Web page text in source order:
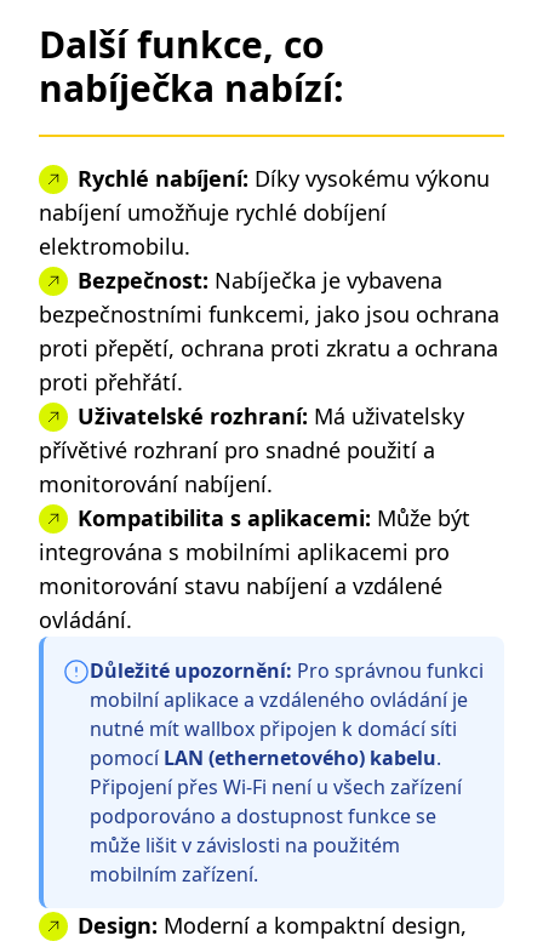
Další funkce, co
nabíječka nabízí:
Rychlé nabíjení: Díky vysokému výkonu
nabíjení umožňuje rychlé dobíjení
elektromobilu.
Bezpečnost: Nabíječka je vybavena
bezpečnostními funkcemi, jako jsou ochrana
proti přepětí, ochrana proti zkratu a ochrana
proti přehřátí.
Uživatelské rozhraní: Má uživatelsky
přívětivé rozhraní pro snadné použití a
monitorování nabíjení.
Kompatibilita s aplikacemi: Může být
integrována s mobilními aplikacemi pro
monitorování stavu nabíjení a vzdálené
ovládání.
Důležité upozornění: Pro správnou funkci
mobilní aplikace a vzdáleného ovládání je
nutné mít wallbox připojen k domácí síti
pomocíLAN (ethernetového) kabelu.
Připojení přes Wi-Fi není u všech zařízení
podporováno a dostupnost funkce se
může lišit v závislosti na použitém
mobilním zařízení.
Design: Moderní a kompaktní design,